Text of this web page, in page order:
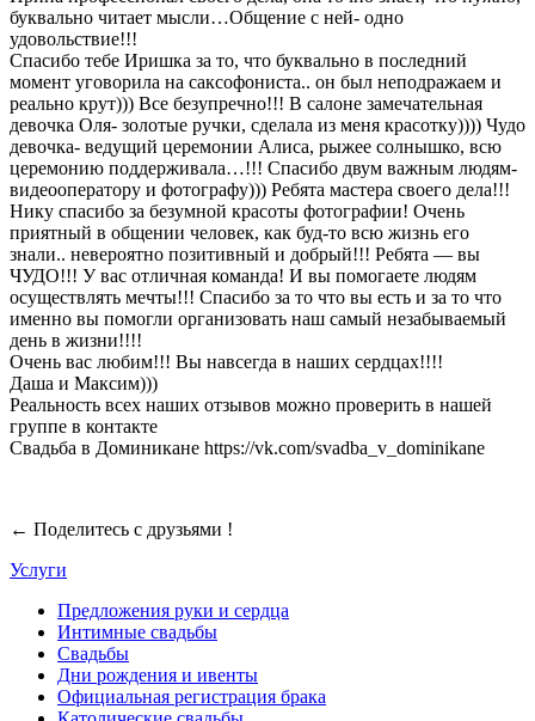
буквально читает мысли…Общение с ней- одно
удовольствие!!!
Спасибо тебе Иришка за то, что буквально в последний
момент уговорила на саксофониста.. он был неподражаем и
реально крут))) Все безупречно!!! В салоне замечательная
девочка Оля- золотые ручки, сделала из меня красотку)))) Чудо
девочка- ведущий церемонии Алиса, рыжее солнышко, всю
церемонию поддерживала…!!! Спасибо двум важным людям-
видеооператору и фотографу))) Ребята мастера своего дела!!!
Нику спасибо за безумной красоты фотографии! Очень
приятный в общении человек, как буд-то всю жизнь его
знали.. невероятно позитивный и добрый!!! Ребята — вы
ЧУДО!!! У вас отличная команда! И вы помогаете людям
осуществлять мечты!!! Спасибо за то что вы есть и за то что
именно вы помогли организовать наш самый незабываемый
день в жизни!!!!
Очень вас любим!!! Вы навсегда в наших сердцах!!!!
Даша и Максим)))
Реальность всех наших отзывов можно проверить в нашей
группе в контакте
Свадьба в Доминикане https://vk.com/svadba_v_dominikane
← Поделитесь с друзьями !
Услуги
Предложения руки и сердца
Интимные свадьбы
Свадьбы
Дни рождения и ивенты
Официальная регистрация брака